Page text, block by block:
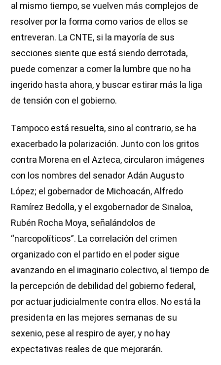
al mismo tiempo, se vuelven más complejos de
resolver por la forma como varios de ellos se
entreveran. La CNTE, si la mayoría de sus
secciones siente que está siendo derrotada,
puede comenzar a comer la lumbre que no ha
ingerido hasta ahora, y buscar estirar más la liga
de tensión con el gobierno.
Tampoco está resuelta, sino al contrario, se ha
exacerbado la polarización. Junto con los gritos
contra Morena en el Azteca, circularon imágenes
con los nombres del senador Adán Augusto
López; el gobernador de Michoacán, Alfredo
Ramírez Bedolla, y el exgobernador de Sinaloa,
Rubén Rocha Moya, señalándolos de
“narcopolíticos”. La correlación del crimen
organizado con el partido en el poder sigue
avanzando en el imaginario colectivo, al tiempo de
la percepción de debilidad del gobierno federal,
por actuar judicialmente contra ellos. No está la
presidenta en las mejores semanas de su
sexenio, pese al respiro de ayer, y no hay
expectativas reales de que mejorarán.